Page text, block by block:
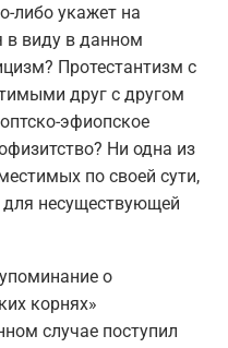
либо укажет на
в виду в данном
Протестантизм с
друг с другом
эфиопское
Ни одна из
по своей сути,
несуществующей
о
корнях»
случае поступил